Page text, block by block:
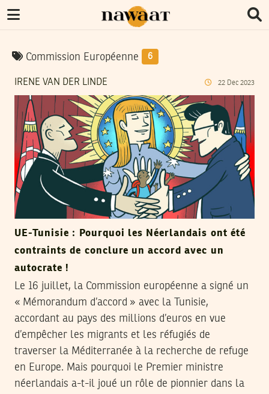
Commission Européenne 6
IRENE VAN DER LINDE 22 Dec 2023
UE-Tunisie : Pourquoi les Néerlandais ont été
contraints de conclure un accord avec un
autocrate !
Le 16 juillet, la Commission européenne a signé un
« Mémorandum d’accord » avec la Tunisie,
accordant au pays des millions d’euros en vue
d’empêcher les migrants et les réfugiés de
traverser la Méditerranée à la recherche de refuge
en Europe. Mais pourquoi le Premier ministre
néerlandais a-t-il joué un rôle de pionnier dans la